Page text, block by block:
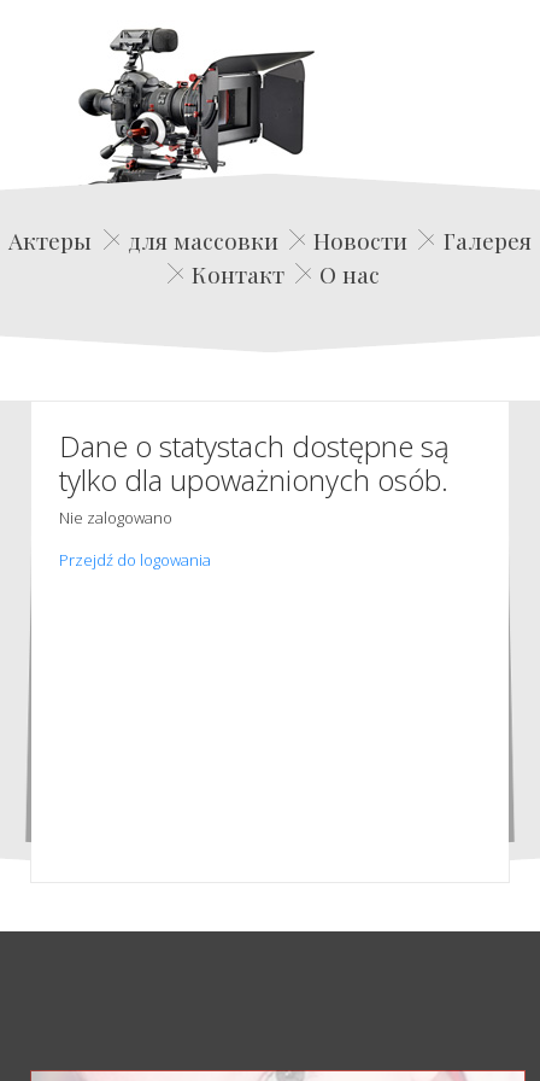
Edwin Film Agencja Aktorska
Актеры для массовки Новости
Галерея
Контакт
О нас
Dane o statystach dostępne są
tylko dla upoważnionych osób.
Nie zalogowano
Przejdź do logowania